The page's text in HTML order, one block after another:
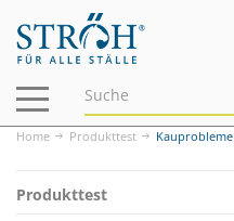
Navigation
ein-/ausblenden
Home Produkttest Kauprobleme
Produkttest